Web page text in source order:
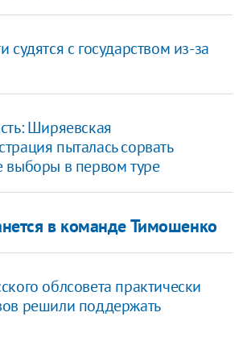
судятся с государством из-за
Ширяевская
пыталась сорвать
выборы в первом туре
в команде Тимошенко
облсовета практически
решили поддержать